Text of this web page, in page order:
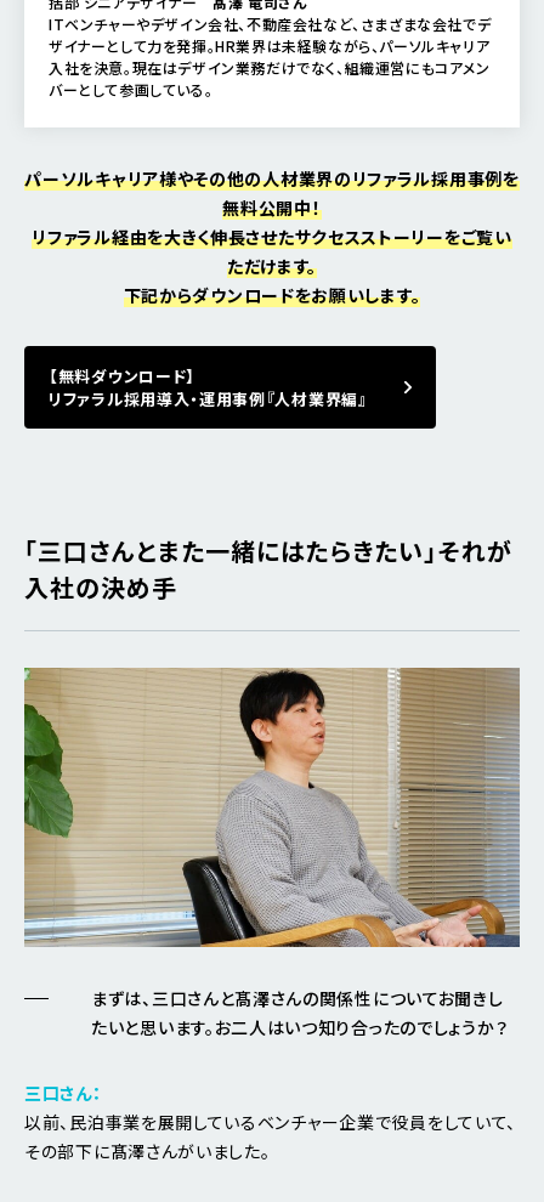
ITベンチャーやデザイン会社、不動産会社など、さまざまな会社でデ
ザイナーとして力を発揮。HR業界は未経験ながら、パーソルキャリア
入社を決意。現在はデザイン業務だけでなく、組織運営にもコアメン
バーとして参画している。
パーソルキャリア様やその他の人材業界のリファラル採用事例を
無料公開中！
リファラル経由を大きく伸長させたサクセスストーリーをご覧い
ただけます。
下記からダウンロードをお願いします。
【無料ダウンロード】
リファラル採用導入・運用事例『人材業界編』
「三口さんとまた一緒にはたらきたい」――それが
入社の決め手
まずは、三口さんと髙澤さんの関係性についてお聞きし
たいと思います。お二人はいつ知り合ったのでしょうか？
三口さん：
以前、民泊事業を展開しているベンチャー企業で役員をしていて、
その部下に髙澤さんがいました。